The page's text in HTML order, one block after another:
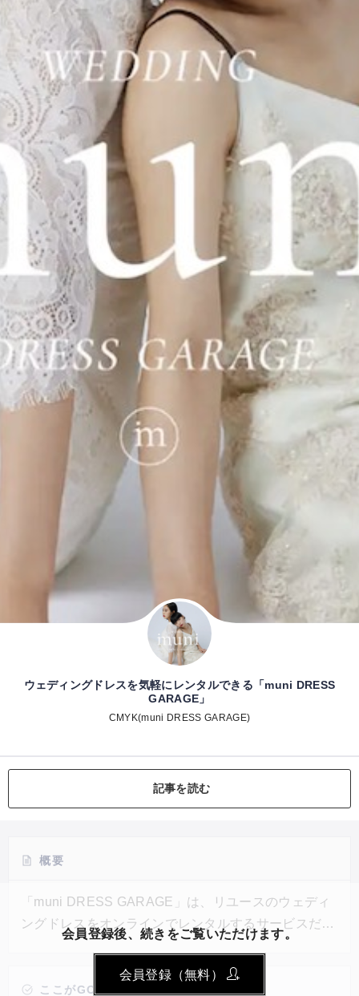
ウェディングドレスを気軽にレンタルできる「muni DRESS
GARAGE」
CMYK(muni DRESS GARAGE)
記事を読む
概要
「muni DRESS GARAGE」は、リユースのウェディ
ングドレスをオンラインでレンタルするサービスだ。
花嫁と元花嫁を結ぶプラットフォームとして、ウェデ
ィングドレスの再利用を提案している。現役のウェデ
ィングプランナーがオンラインで相談に応じ、試着用
ここがGOOD!
会員登録後、続きをご覧いただけます。
会員登録（無料）